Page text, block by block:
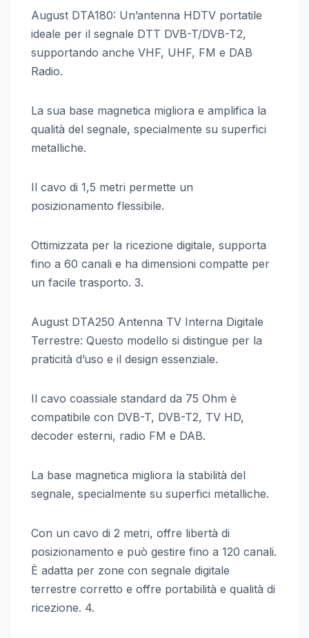
August DTA180: Un’antenna HDTV portatile
ideale per il segnale DTT DVB-T/DVB-T2,
supportando anche VHF, UHF, FM e DAB
Radio.
La sua base magnetica migliora e amplifica la
qualità del segnale, specialmente su superfici
metalliche.
Il cavo di 1,5 metri permette un
posizionamento flessibile.
Ottimizzata per la ricezione digitale, supporta
fino a 60 canali e ha dimensioni compatte per
un facile trasporto. 3.
August DTA250 Antenna TV Interna Digitale
Terrestre: Questo modello si distingue per la
praticità d’uso e il design essenziale.
Il cavo coassiale standard da 75 Ohm è
compatibile con DVB-T, DVB-T2, TV HD,
decoder esterni, radio FM e DAB.
La base magnetica migliora la stabilità del
segnale, specialmente su superfici metalliche.
Con un cavo di 2 metri, offre libertà di
posizionamento e può gestire fino a 120 canali.
È adatta per zone con segnale digitale
terrestre corretto e offre portabilità e qualità di
ricezione. 4.